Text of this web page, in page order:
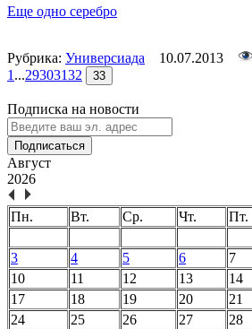
Еще одно серебро
Рубрика: Универсиада 10.07.2013
1...29303132 33
Подписка на новости
Подписаться
Август
2026
Пн. Вт. Ср. Чт. Пт.
3
4 5 6 7
10
11 12 13 14
17
18 19 20 21
24
25 26 27 28